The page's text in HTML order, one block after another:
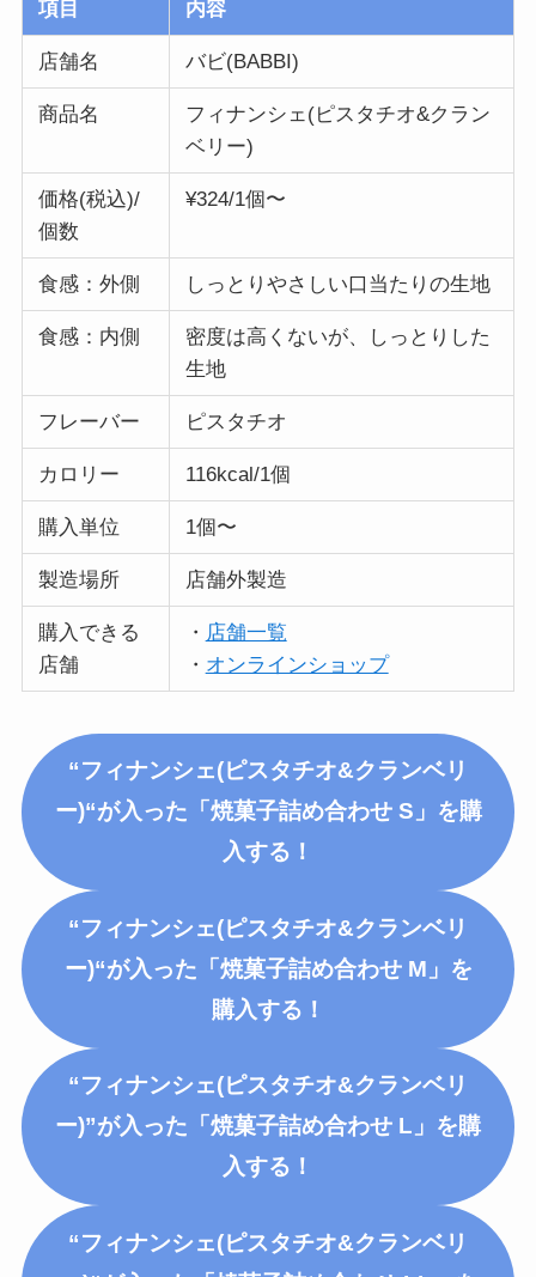
項目 内容
店舗名 バビ(BABBI)
商品名
フィナンシェ(ピスタチオ&クラン
ベリー)
価格(税込)/
個数
¥324/1個〜
食感：外側 しっとりやさしい口当たりの生地
食感：内側
密度は高くないが、しっとりした
生地
フレーバー ピスタチオ
カロリー 116kcal/1個
購入単位 1個〜
製造場所 店舗外製造
購入できる
店舗
・ 店舗一覧
・ オンラインショップ
“フィナンシェ(ピスタチオ&クランベリ
ー)“が入った「焼菓子詰め合わせ S」を購
入する！
“フィナンシェ(ピスタチオ&クランベリ
ー)“が入った「焼菓子詰め合わせ M」を
購入する！
“フィナンシェ(ピスタチオ&クランベリ
ー)”が入った「焼菓子詰め合わせ L」を購
入する！
“フィナンシェ(ピスタチオ&クランベリ